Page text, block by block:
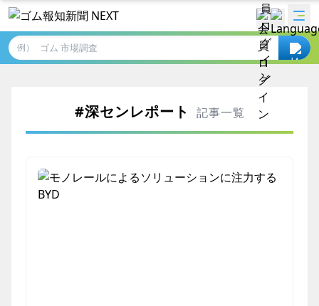
例）
#深センレポート 記事一覧